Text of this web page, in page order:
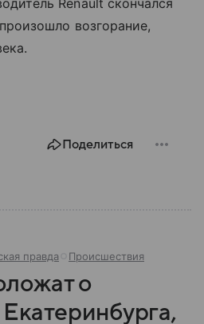
Renault скончался
возгорание,
Поделиться
правда Происшествия
о
Екатеринбурга,